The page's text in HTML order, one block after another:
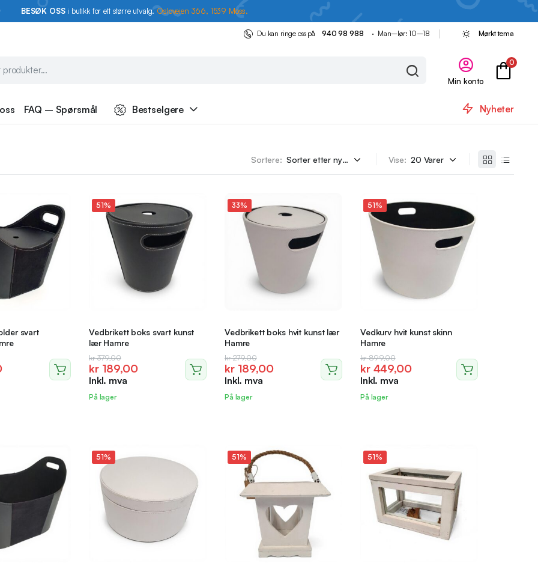
BESØK OSSi butikk for ett større utvalg.Osloveien 366, 1539 Moss.
Du kan ringe oss på 940 98 988 · Man–lør: 10–18 Mørkt tema
Min konto
0
FAQ – Spørsmål Bestselgere Nyheter
Sortere: Vise:
svart
51%
Vedbrikett boks svart kunst
lær Hamre
kr379,00
Opprinnelig
pris
var:
kr 379,00.
kr189,00
Nåværende
pris
er:
kr 189,00.
Inkl. mva
På lager
33%
Vedbrikett boks hvit kunst lær
Hamre
kr279,00
Opprinnelig
pris
var:
kr 279,00.
kr189,00
Nåværende
pris
er:
kr 189,00.
Inkl. mva
På lager
51%
Vedkurv hvit kunst skinn
Hamre
kr899,00
Opprinnelig
pris
var:
kr 899,00.
kr449,00
Nåværende
pris
er:
kr 449,00.
Inkl. mva
På lager
51% 51% 51%